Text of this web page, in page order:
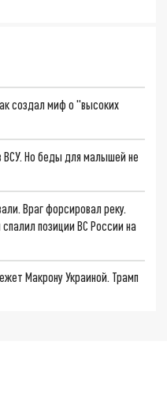
создал миф о "высоких
ВСУ. Но беды для малышей не
Враг форсировал реку.
позиции ВС России на
Макрону Украиной. Трамп